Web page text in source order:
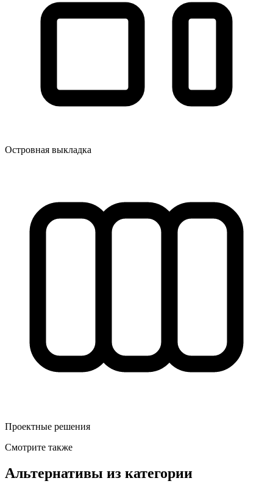
Островная выкладка
Проектные решения
Смотрите также
Альтернативы из категории